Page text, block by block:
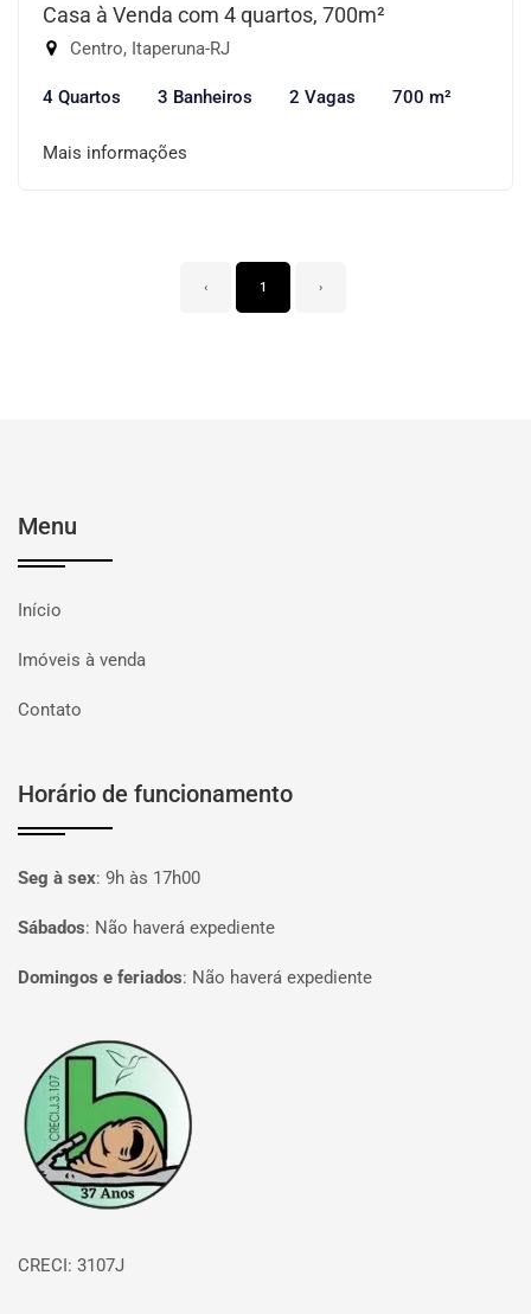
Casa à Venda com 4 quartos, 700m²
Centro, Itaperuna-RJ
4 Quartos 3 Banheiros 2 Vagas 700 m²
Mais informações
‹ 1 ›
Menu
Início
Imóveis à venda
Contato
Horário de funcionamento
Seg à sex: 9h às 17h00
Sábados: Não haverá expediente
Domingos e feriados: Não haverá expediente
Página inicial
CRECI: 3107J